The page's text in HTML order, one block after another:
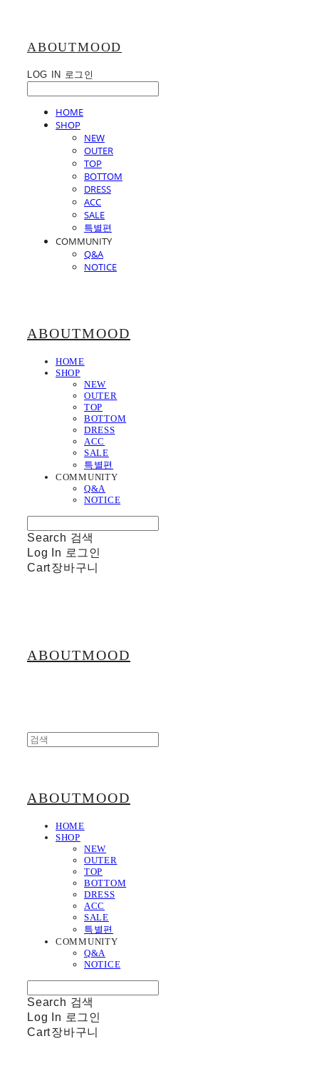
ABOUTMOOD
LOG IN 로그인
HOME
SHOP
NEW
OUTER
TOP
BOTTOM
DRESS
ACC
SALE
특별편
COMMUNITY
Q&A
NOTICE
ABOUTMOOD
HOME
SHOP
NEW
OUTER
TOP
BOTTOM
DRESS
ACC
SALE
특별편
COMMUNITY
Q&A
NOTICE
Search 검색
Log In 로그인
Cart장바구니
ABOUTMOOD
ABOUTMOOD
HOME
SHOP
NEW
OUTER
TOP
BOTTOM
DRESS
ACC
SALE
특별편
COMMUNITY
Q&A
NOTICE
Search 검색
Log In 로그인
Cart장바구니